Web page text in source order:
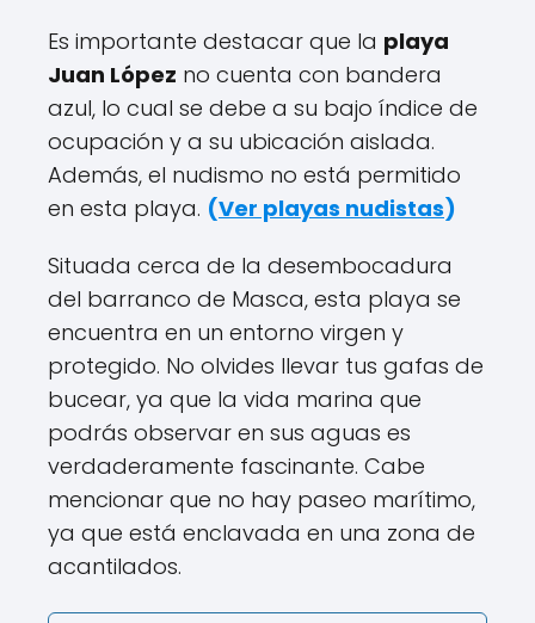
Es importante destacar que la playa
Juan López no cuenta con bandera
azul, lo cual se debe a su bajo índice de
ocupación y a su ubicación aislada.
Además, el nudismo no está permitido
en esta playa. (Ver playas nudistas)
Situada cerca de la desembocadura
del barranco de Masca, esta playa se
encuentra en un entorno virgen y
protegido. No olvides llevar tus gafas de
bucear, ya que la vida marina que
podrás observar en sus aguas es
verdaderamente fascinante. Cabe
mencionar que no hay paseo marítimo,
ya que está enclavada en una zona de
acantilados.